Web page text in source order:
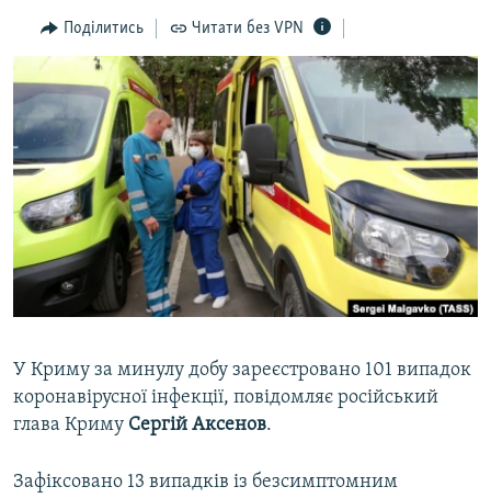
навігації
Перейти
до
пошуку
БЛОГИ
ПОГЛЯД
ІНТЕРВ'Ю
ВСЕ ЗА ДЕНЬ
СПЕЦПРОЕКТИ
ДЕПОРТАЦІЯ
ВІДЕОУРОКИ «ELIFBE»
СВІДЧЕННЯ ОКУПАЦІЇ
ІНФОГРАФІКА
ЯК ОБІЙТИ БЛОКУВАННЯ
Русский
Qırımtatar
ДОЛУЧАЙСЯ!
Усі сайти RFE/RL
Поділитись Читати без VPN
У Криму за минулу добу зареєстровано 101 випадок
коронавірусної інфекції, повідомляє російський
глава Криму Сергій Аксенов.
Зафіксовано 13 випадків із безсимптомним